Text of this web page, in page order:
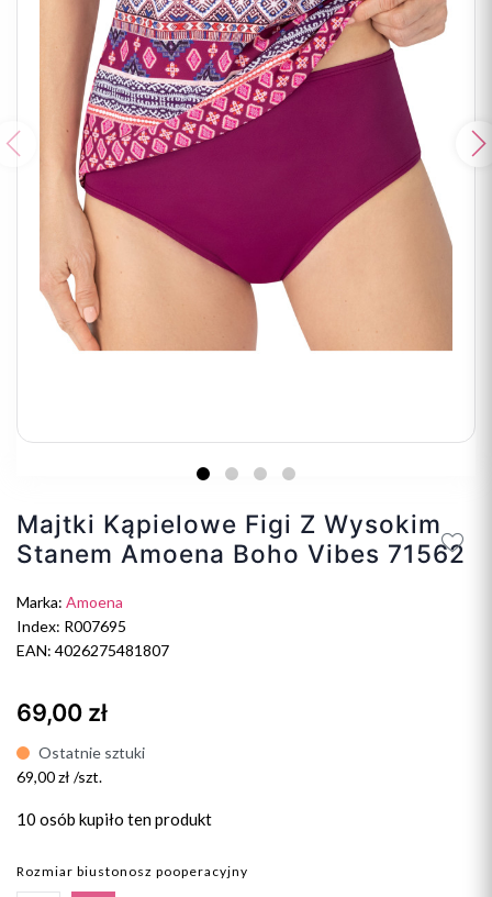
Poprzedni
Majtki Kąpielowe Figi Z Wysokim
Stanem Amoena Boho Vibes 71562
Marka: Amoena
Index: R007695
EAN: 4026275481807
69,00 zł
Ostatnie sztuki
69,00 zł /szt.
10 osób kupiło ten produkt
Rozmiar biustonosz pooperacyjny